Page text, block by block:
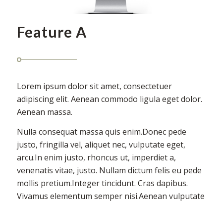
Feature A
Lorem ipsum dolor sit amet, consectetuer
adipiscing elit. Aenean commodo ligula eget dolor.
Aenean massa.
Nulla consequat massa quis enim.Donec pede
justo, fringilla vel, aliquet nec, vulputate eget,
arcu.In enim justo, rhoncus ut, imperdiet a,
venenatis vitae, justo. Nullam dictum felis eu pede
mollis pretium.Integer tincidunt. Cras dapibus.
Vivamus elementum semper nisi.Aenean vulputate